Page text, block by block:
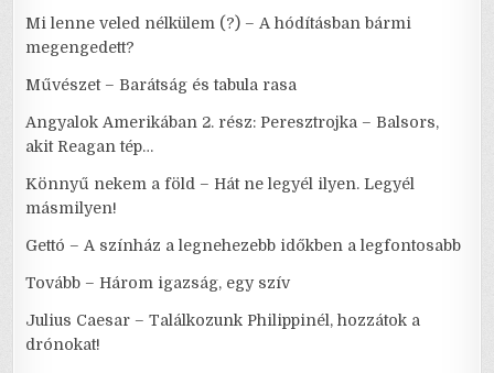
Mi lenne veled nélkülem (?) – A hódításban bármi
megengedett?
Művészet – Barátság és tabula rasa
Angyalok Amerikában 2. rész: Peresztrojka – Balsors,
akit Reagan tép…
Könnyű nekem a föld – Hát ne legyél ilyen. Legyél
másmilyen!
Gettó – A színház a legnehezebb időkben a legfontosabb
Tovább – Három igazság, egy szív
Julius Caesar – Találkozunk Philippinél, hozzátok a
drónokat!